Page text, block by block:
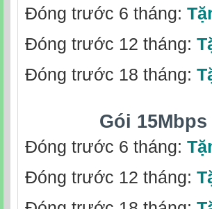
Đóng trước 6 tháng:
Đóng trước 12 tháng:
Đóng trước 18 tháng:
Gói 15Mbps
Đóng trước 6 tháng:
Đóng trước 12 tháng: